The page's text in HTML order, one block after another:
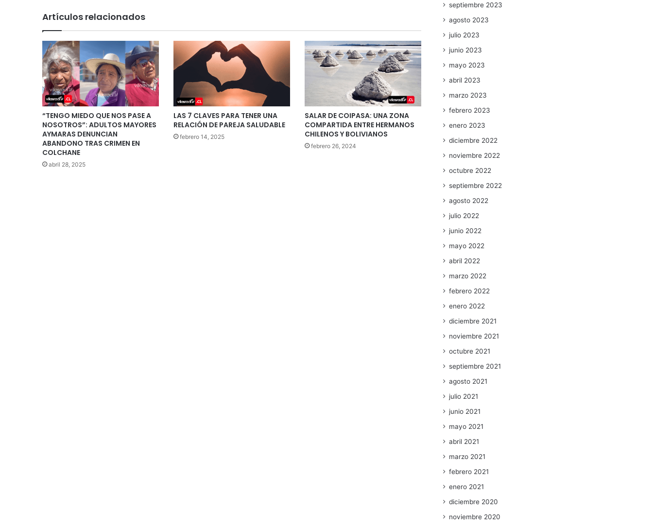
Artículos relacionados
“TENGO MIEDO QUE NOS PASE A
NOSOTROS”: ADULTOS MAYORES
AYMARAS DENUNCIAN
ABANDONO TRAS CRIMEN EN
COLCHANE
abril 28, 2025
LAS 7 CLAVES PARA TENER UNA
RELACIÓN DE PAREJA SALUDABLE
febrero 14, 2025
SALAR DE COIPASA: UNA ZONA
COMPARTIDA ENTRE HERMANOS
CHILENOS Y BOLIVIANOS
febrero 26, 2024
septiembre 2023
agosto 2023
julio 2023
junio 2023
mayo 2023
abril 2023
marzo 2023
febrero 2023
enero 2023
diciembre 2022
noviembre 2022
octubre 2022
septiembre 2022
agosto 2022
julio 2022
junio 2022
mayo 2022
abril 2022
marzo 2022
febrero 2022
enero 2022
diciembre 2021
noviembre 2021
octubre 2021
septiembre 2021
agosto 2021
julio 2021
junio 2021
mayo 2021
abril 2021
marzo 2021
febrero 2021
enero 2021
diciembre 2020
noviembre 2020